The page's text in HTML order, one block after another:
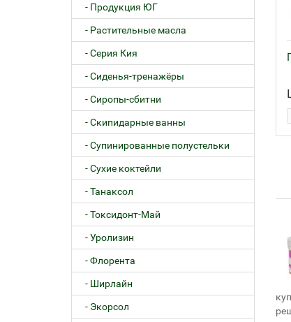
- Продукция ЮГ
- Растительные масла
- Серия Кия
- Сиденья-тренажёры
- Сиропы-сбитни
- Скипидарные ванны
- Супинированные полустельки
- Сухие коктейли
- Танаксол
- Токсидонт-Май
- Уролизин
- Флорента
- Ширлайн
- Экорсол